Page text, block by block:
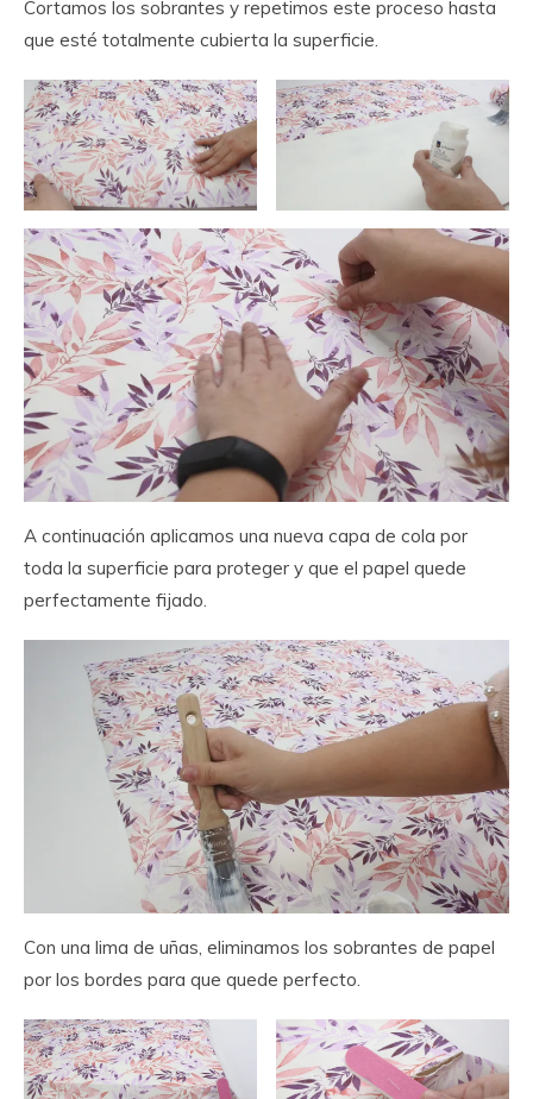
Cortamos los sobrantes y repetimos este proceso hasta
que esté totalmente cubierta la superficie.
A continuación aplicamos una nueva capa de cola por
toda la superficie para proteger y que el papel quede
perfectamente fijado.
Con una lima de uñas, eliminamos los sobrantes de papel
por los bordes para que quede perfecto.